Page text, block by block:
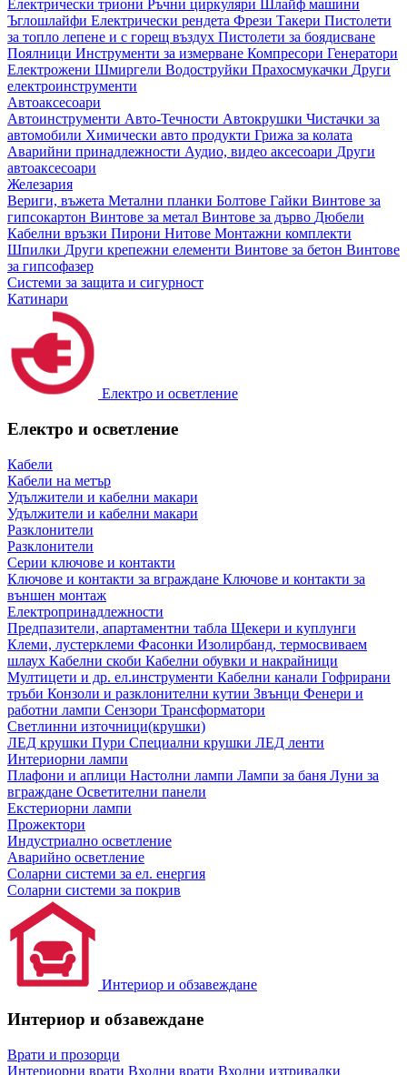
Електрически триони Ръчни циркуляри
Шлайф машини
Ъглошлайфи Електрически рендета Фрези Такери Пистолети
за топло лепене и с горещ въздух Пистолети за боядисване
Поялници Инструменти за измерване Компресори Генератори
Електрожени Шмиргели Водоструйки Прахосмукачки Други
електроинструменти
Автоаксесоари
Автоинструменти Авто-Течности Автокрушки Чистачки за
автомобили Химически авто продукти Грижа за колата
Аварийни принадлежности Аудио, видео аксесоари Други
автоаксесоари
Железария
Вериги, въжета Метални планки Болтове Гайки Винтове за
гипсокартон Винтове за метал Винтове за дърво Дюбели
Кабелни връзки Пирони Нитове Монтажни комплекти
Шпилки Други крепежни елементи Винтове за бетон Винтове
за гипсофазер
Системи за защита и сигурност
Катинари
Електро и осветление
Електро и осветление
Кабели
Кабели на метър
Удължители и кабелни макари
Удължители и кабелни макари
Разклонители
Разклонители
Серии ключове и контакти
Ключове и контакти за вграждане Ключове и контакти за
външен монтаж
Електропринадлежности
Предпазители, апартаментни табла Щекери и куплунги
Клеми, лустерклеми Фасонки Изолирбанд, термосвиваем
шлаух Кабелни скоби Кабелни обувки и накрайници
Мултицети и др. ел.инструменти Кабелни канали Гофрирани
тръби Конзоли и разклонителни кутии Звънци Фенери и
работни лампи Сензори Трансформатори
Светлинни източници(крушки)
ЛЕД крушки Пури Специални крушки ЛЕД ленти
Интериорни лампи
Плафони и аплици Настолни лампи Лампи за баня Луни за
вграждане Осветителни панели
Екстериорни лампи
Прожектори
Индустриално осветление
Аварийно осветление
Соларни системи за ел. енергия
Соларни системи за покрив
Интериор и обзавеждане
Интериор и обзавеждане
Врати и прозорци
Интериорни врати Входни врати Входни изтривалки